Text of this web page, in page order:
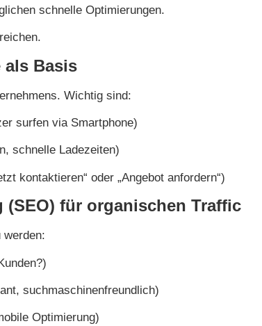
schnelle Optimierungen.
als Basis
Wichtig sind:
surfen via Smartphone)
schnelle Ladezeiten)
kontaktieren“ oder „Angebot anfordern“)
für organischen Traffic
werden:
suchmaschinenfreundlich)
Optimierung)